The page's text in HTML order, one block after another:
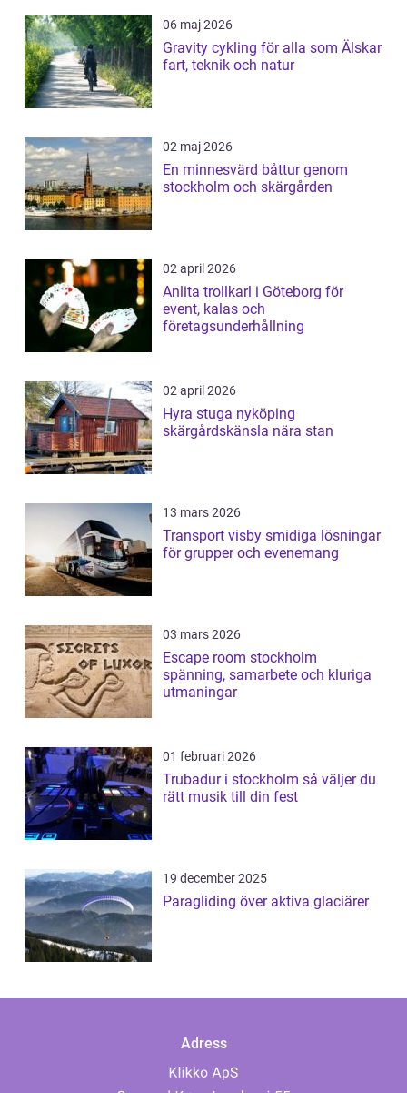
06 maj 2026
Gravity cykling för alla som Älskar
fart, teknik och natur
02 maj 2026
En minnesvärd båttur genom
stockholm och skärgården
02 april 2026
Anlita trollkarl i Göteborg för
event, kalas och
företagsunderhållning
02 april 2026
Hyra stuga nyköping
skärgårdskänsla nära stan
13 mars 2026
Transport visby smidiga lösningar
för grupper och evenemang
03 mars 2026
Escape room stockholm
spänning, samarbete och kluriga
utmaningar
01 februari 2026
Trubadur i stockholm så väljer du
rätt musik till din fest
19 december 2025
Paragliding över aktiva glaciärer
Adress